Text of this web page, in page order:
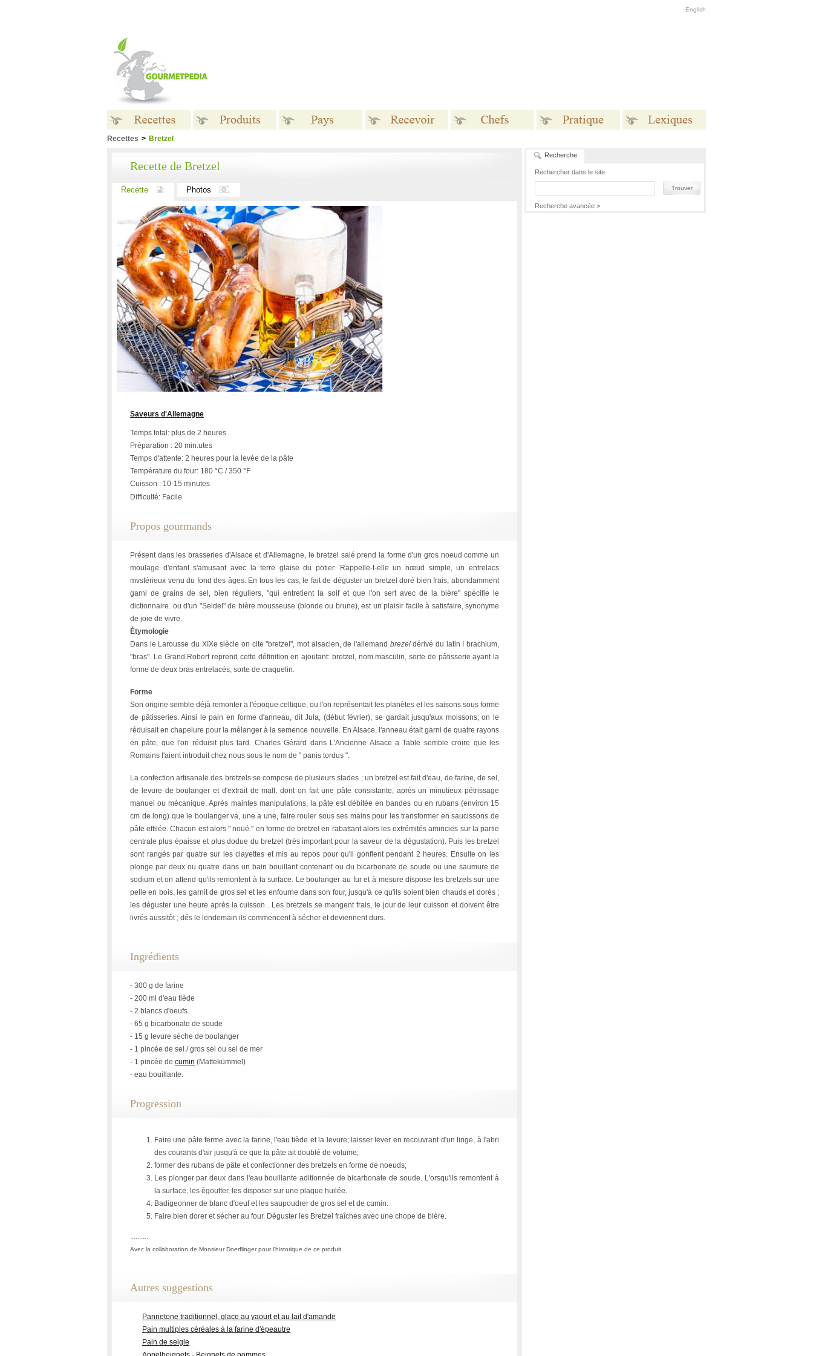
English
Recettes > Bretzel
Recette de Bretzel
Recette Photos
Saveurs d'Allemagne
Temps total: plus de 2 heures
Préparation : 20 min.utes
Temps d'attente: 2 heures pour la levée de la pâte
Température du four: 180 °C / 350 °F
Cuisson : 10-15 minutes
Difficulté: Facile
Propos gourmands
Présent dans les brasseries d'Alsace et d'Allemagne, le bretzel salé prend la forme d'un gros noeud comme un
moulage d'enfant s'amusant avec la terre glaise du potier. Rappelle-t-elle un nœud simple, un entrelacs
mvstérieux venu du fond des âges. En tous les cas, le fait de déguster un bretzel doré bien frais, abondamment
garni de grains de sel, bien réguliers, "qui entretient la soif et que l'on sert avec de la bière" spécifie le
dictionnaire. ou d'un "Seidel" de bière mousseuse (blonde ou brune), est un plaisir facile à satisfaire, synonyme
de joie de vivre.
Étymologie
Dans le Larousse du XIXe siècle on cite "bretzel", mot alsacien, de l'allemand brezeldérivé du latin I brachium,
"bras". Le Grand Robert reprend cette définition en ajoutant: bretzel, nom masculin, sorte de pâtisserie ayant la
forme de deux bras entrelacés; sorte de craquelin.
Forme
Son origine semble déjà remonter a l'époque celtique, ou l'on représentait les planètes et les saisons sous forme
de pâtisseries. Ainsi le pain en forme d'anneau, dit Jula, (début février), se gardait jusqu'aux moissons; on le
réduisait en chapelure pour la mélanger à la semence nouvelle. En Alsace, l'anneau était garni de quatre rayons
en pâte, que l'on réduisit plus tard. Charles Gérard dans L'Ancienne Alsace a Table semble croire que les
Romains l'aient introduit chez nous sous le nom de " panis tordus ".
La confection artisanale des bretzels se compose de plusieurs stades ; un bretzel est fait d'eau, de farine, de sel,
de levure de boulanger et d'extrait de malt, dont on fait une pâte consistante, après un minutieux pétrissage
manuel ou mécanique. Après maintes manipulations, la pâte est débitée en bandes ou en rubans (environ 15
cm de long) que le boulanger va, une a une, faire rouler sous ses mains pour les transformer en saucissons de
pâte effilée. Chacun est alors " noué " en forme de bretzel en rabattant alors les extrémités amincies sur la partie
centrale plus épaisse et plus dodue du bretzel (très important pour la saveur de la dégustation). Puis les bretzel
sont rangés par quatre sur les clayettes et mis au repos pour qu'il gonflent pendant 2 heures. Ensuite on les
plonge par deux ou quatre dans un bain bouillant contenant ou du bicarbonate de soude ou une saumure de
sodium et on attend qu'ils remontent à la surface. Le boulanger au fur et à mesure dispose les bretzels sur une
pelle en bois, les garnit de gros sel et les enfourne dans son four, jusqu'à ce qu'ils soient bien chauds et dorés ;
les déguster une heure après la cuisson . Les bretzels se mangent frais, le jour de leur cuisson et doivent être
livrés aussitôt ; dés le lendemain ils commencent à sécher et deviennent durs.
Ingrédients
- 300 g de farine
- 200 ml d'eau tiède
- 2 blancs d'oeufs
- 65 g bicarbonate de soude
- 15 g levure sèche de boulanger
- 1 pincée de sel / gros sel ou sel de mer
- 1 pincée de cumin (Mattekümmel)
- eau bouillante.
Progression
Faire une pâte ferme avec la farine, l'eau tiède et la levure; laisser lever en recouvrant d'un linge, à l'abri
des courants d'air jusqu'à ce que la pâte ait doublé de volume;
former des rubans de pâte et confectionner des bretzels en forme de noeuds;
Les plonger par deux dans l'eau bouillante aditionnée de bicarbonate de soude. L'orsqu'ils remontent à
la surface, les égoutter, les disposer sur une plaque huilée.
Badigeonner de blanc d'oeuf et les saupoudrer de gros sel et de cumin.
Faire bien dorer et sécher au four. Déguster les Bretzel fraîches avec une chope de bière.
..........
Avec la collaboration de Monsieur Doerflinger pour l'historique de ce produit
Autres suggestions
Pannetone traditionnel, glace au yaourt et au lait d'amande
Pain multiples céréales à la farine d'épeautre
Pain de seigle
Recherche
Rechercher dans le site
Trouver
Recherche avancée >
Recettes Pratique